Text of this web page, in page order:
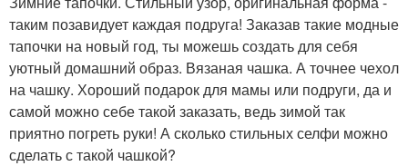
таким позавидует каждая подруга! Заказав такие модные
тапочки на новый год, ты можешь создать для себя
уютный домашний образ. Вязаная чашка. А точнее чехол
на чашку. Хороший подарок для мамы или подруги, да и
самой можно себе такой заказать, ведь зимой так
приятно погреть руки! А сколько стильных селфи можно
сделать с такой чашкой?